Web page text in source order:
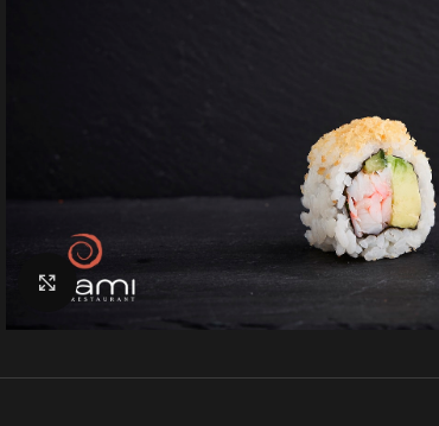
Klik for at forstørre